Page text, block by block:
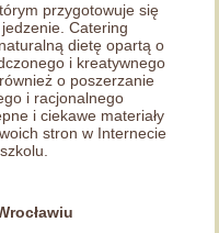
przygotowuje się
Catering
dietę opartą o
i kreatywnego
o poszerzanie
i racjonalnego
i ciekawe materiały
stron w Internecie